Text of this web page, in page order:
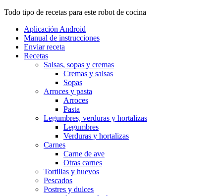
Todo tipo de recetas para este robot de cocina
Aplicación Android
Manual de instrucciones
Enviar receta
Recetas
Salsas, sopas y cremas
Cremas y salsas
Sopas
Arroces y pasta
Arroces
Pasta
Legumbres, verduras y hortalizas
Legumbres
Verduras y hortalizas
Carnes
Carne de ave
Otras carnes
Tortillas y huevos
Pescados
Postres y dulces